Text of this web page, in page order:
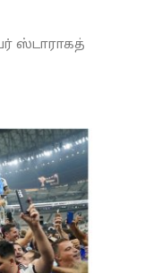
ஸ்டாராகத்